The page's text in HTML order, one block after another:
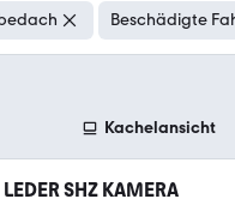
Beschädigte
Kachelansicht
SHZ KAMERA